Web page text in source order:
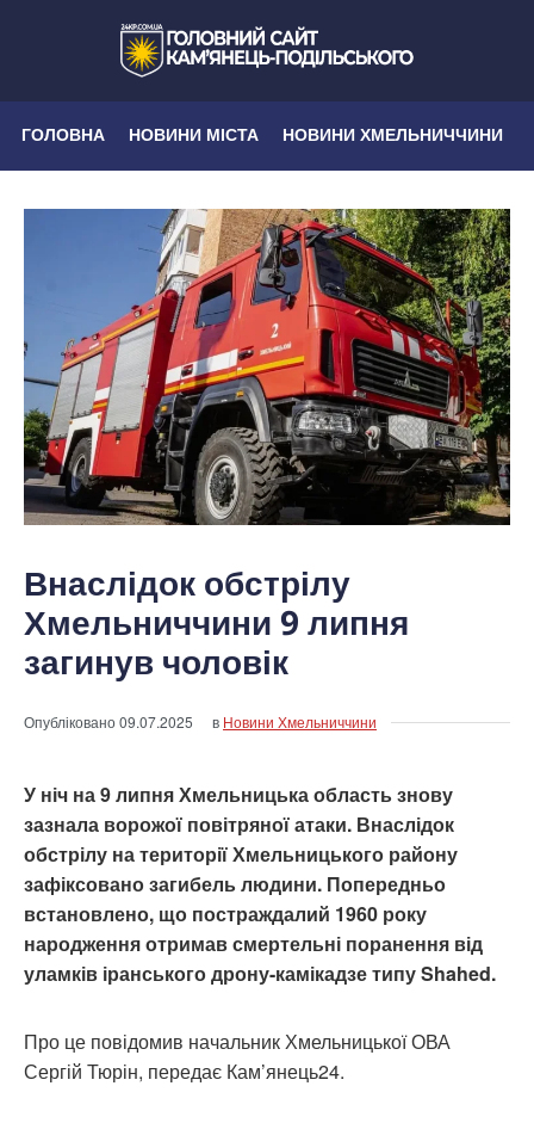
ГОЛОВНА НОВИНИ МІСТА НОВИНИ ХМЕЛЬНИЧЧИНИ
Внаслідок обстрілу
Хмельниччини 9 липня
загинув чоловік
Опубліковано09.07.2025 в Новини Хмельниччини
У ніч на 9 липня Хмельницька область знову
зазнала ворожої повітряної атаки. Внаслідок
обстрілу на території Хмельницького району
зафіксовано загибель людини. Попередньо
встановлено, що постраждалий 1960 року
народження отримав смертельні поранення від
уламків іранського дрону-камікадзе типу Shahed.
Про це повідомив начальник Хмельницької ОВА
Сергій Тюрін, передає Кам’янець24.